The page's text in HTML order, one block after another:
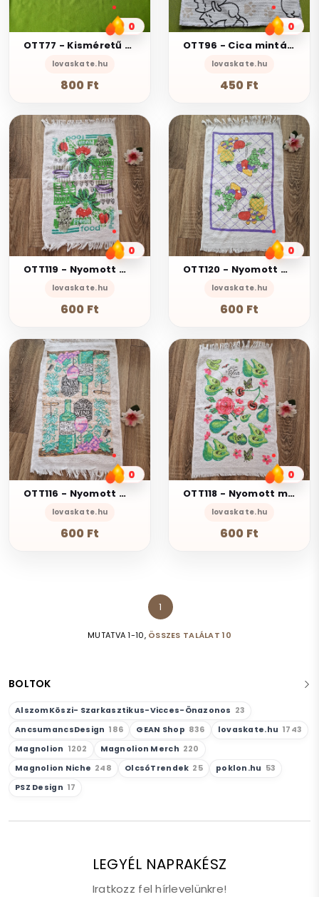
BOLTOK
AlszomKöszi- Szarkasztikus-Vicces-Önazonos 23
AncsumancsDesign 186 GEAN Shop 836 lovaskate.hu 1743
Magnolion 1202 Magnolion Merch 220
Magnolion Niche 248 OlcsóTrendek 25 poklon.hu 53
PSZ Design 17
0
OTT77 - Kisméretű málna mintás pamut konyharuha törlőkendő - 30x52cm
lovaskate.hu
800 Ft
0
OTT96 - Cica mintás pamut gyerek kéztörlő - 21x25cm
lovaskate.hu
450 Ft
0
OTT119 - Nyomott mintás frottír pamut konyharuha törlőkendő - Food zöldséges
lovaskate.hu
600 Ft
0
OTT120 - Nyomott mintás frottír pamut konyharuha törlőkendő - gyümölcsös
lovaskate.hu
600 Ft
0
OTT116 - Nyomott mintás frottír pamut konyharuha törlőkendő - boros
lovaskate.hu
600 Ft
0
OTT118 - Nyomott mintás frottír pamut konyharuha törlőkendő - Tea avokádós
lovaskate.hu
600 Ft
MUTATVA 1-10, ÖSSZES TALÁLAT 10
1
LEGYÉL NAPRAKÉSZ
Iratkozz fel hírlevelünkre!